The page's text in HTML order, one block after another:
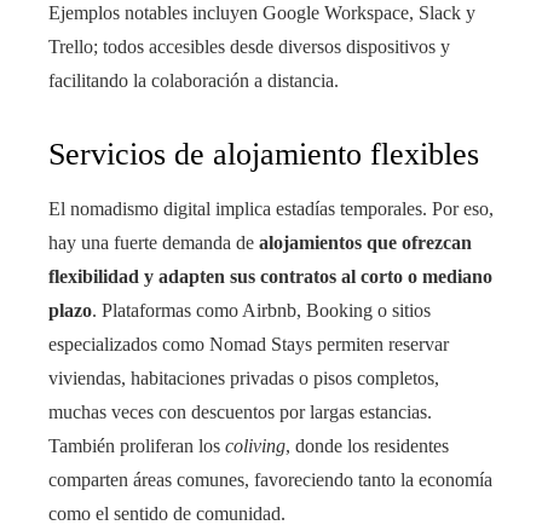
Ejemplos notables incluyen Google Workspace, Slack y
Trello; todos accesibles desde diversos dispositivos y
facilitando la colaboración a distancia.
Servicios de alojamiento flexibles
El nomadismo digital implica estadías temporales. Por eso,
hay una fuerte demanda de alojamientos que ofrezcan
flexibilidad y adapten sus contratos al corto o mediano
plazo. Plataformas como Airbnb, Booking o sitios
especializados como Nomad Stays permiten reservar
viviendas, habitaciones privadas o pisos completos,
muchas veces con descuentos por largas estancias.
También proliferan los coliving, donde los residentes
comparten áreas comunes, favoreciendo tanto la economía
como el sentido de comunidad.